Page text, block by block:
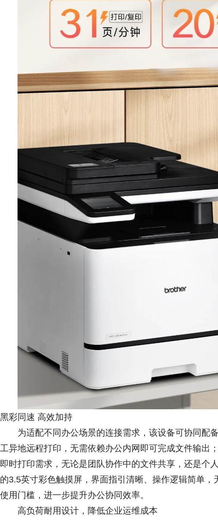
黑彩同速 高效加持
为适配不同办公场景的连接需求，该设备可协同配
工异地远程打印，无需依赖办公内网即可完成文件输出
即时打印需求，无论是团队协作中的文件共享，还是个
的3.5英寸彩色触摸屏，界面指引清晰、操作逻辑简单
使用门槛，进一步提升办公协同效率。
高负荷耐用设计，降低企业运维成本